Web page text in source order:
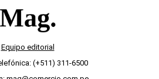
Equipo editorial
(+511) 311-6500